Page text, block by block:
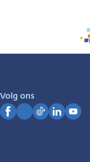
Volg ons